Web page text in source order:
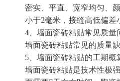
密实、平直、宽窄均匀、
小于2毫米，接缝高低偏差
4、墙面瓷砖粘贴常见质量
墙面瓷砖粘贴常见的质量
5、墙面瓷砖粘贴的工期概
墙面瓷砖粘贴是技术性极